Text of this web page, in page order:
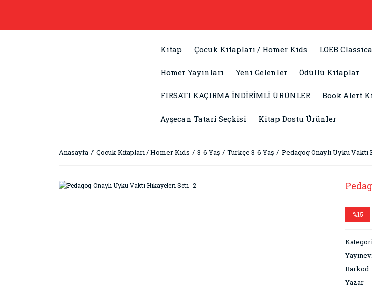
Kitap Çocuk Kitapları / Homer Kids LOEB
Homer Yayınları Yeni Gelenler Ödüllü Kitaplar
FIRSATI KAÇIRMA İNDİRİMLİ ÜRÜNLER Book Alert
Ayşecan Tatari Seçkisi Kitap Dostu Ürünler
Anasayfa Çocuk Kitapları / Homer Kids 3-6 Yaş Türkçe 3-6 Yaş Pedagog Onaylı Uyku
%15
Barkod
Yazar